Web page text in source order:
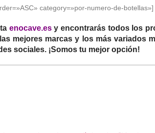
category=»por-numero-de-botellas»]
enocave.esy encontrarás todos los
mejores marcas y los más variados
sociales. ¡Somos tu mejor opción!